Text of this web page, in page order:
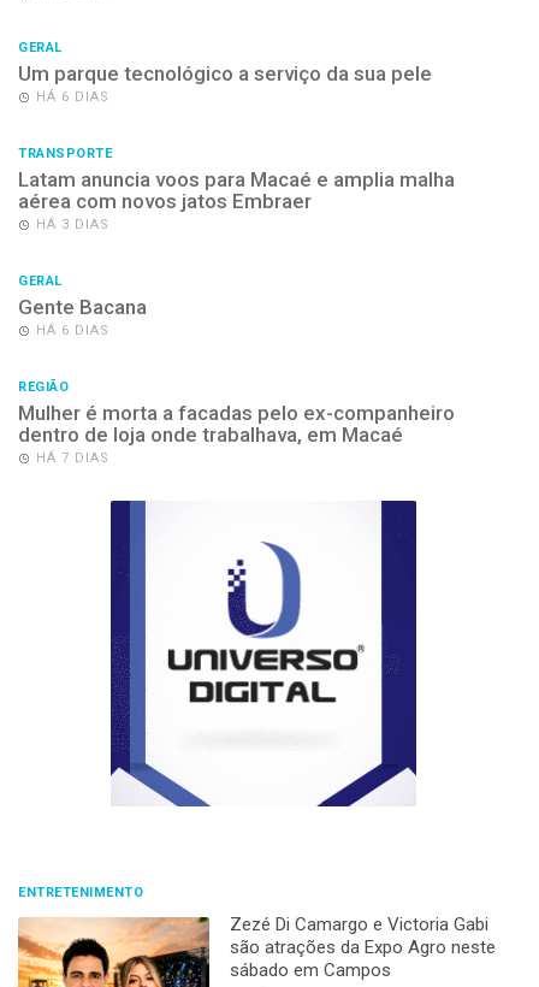
GERAL
Um parque tecnológico a serviço da sua pele
HÁ 6 DIAS
TRANSPORTE
Latam anuncia voos para Macaé e amplia malha
aérea com novos jatos Embraer
HÁ 3 DIAS
GERAL
Gente Bacana
HÁ 6 DIAS
REGIÃO
Mulher é morta a facadas pelo ex-companheiro
dentro de loja onde trabalhava, em Macaé
HÁ 7 DIAS
ENTRETENIMENTO
Zezé Di Camargo e Victoria Gabi
são atrações da Expo Agro neste
sábado em Campos